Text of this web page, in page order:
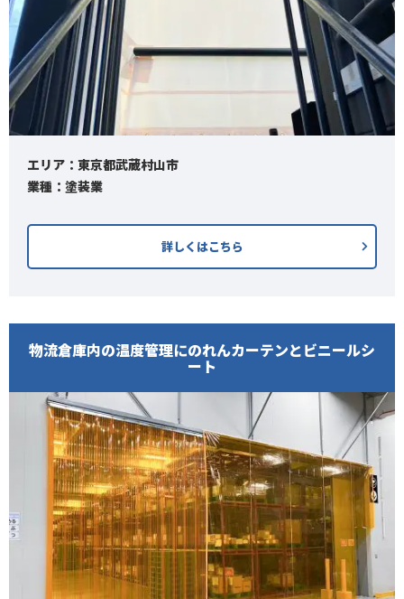
エリア：東京都武蔵村山市
業種：塗装業
詳しくはこちら
物流倉庫内の温度管理にのれんカーテンとビニールシ
ート